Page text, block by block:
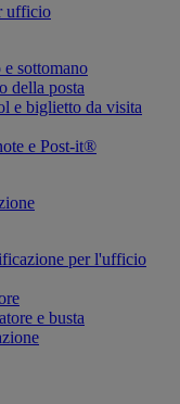
ufficio
sottomano
della posta
e biglietto da visita
e Post-it®
per l'ufficio
e busta